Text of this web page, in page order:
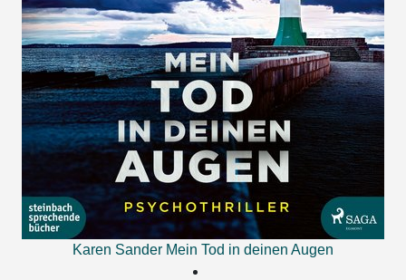
Karen Sander Mein Tod in deinen Augen